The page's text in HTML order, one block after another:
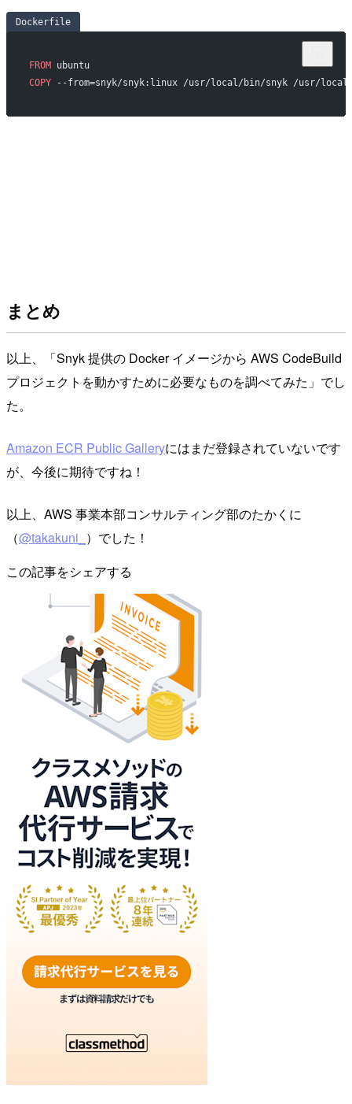
Dockerfile
FROM ubuntu
COPY --from=snyk/snyk:linux /usr/local/bin/snyk /usr/local/
まとめ
以上、「Snyk 提供の Docker イメージから AWS CodeBuild
プロジェクトを動かすために必要なものを調べてみた」でし
た。
Amazon ECR Public Galleryにはまだ登録されていないです
が、今後に期待ですね！
以上、AWS 事業本部コンサルティング部のたかくに
（@takakuni_ ）でした！
この記事をシェアする